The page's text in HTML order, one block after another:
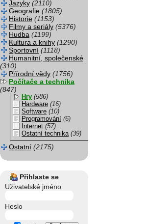
Jazyky (2110)
Geografie (1805)
Historie (1153)
Filmy a seriály (5376)
Hudba (1199)
Kultura a knihy (1290)
Sportovní (1118)
Humanitní, společenské
(310)
Přírodní vědy (1756)
Počítače a technika
(847)
Hry (586)
Hardware (16)
Software (10)
Programování (6)
Internet (57)
Ostatní technika (39)
Ostatní (2175)
Přihlaste se
Uživatelské jméno
Heslo